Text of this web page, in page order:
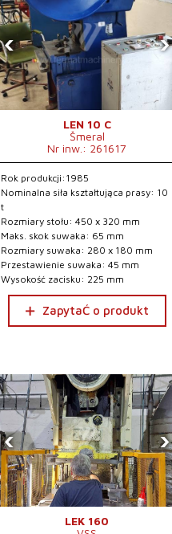
‹ ›
LEN 10 C
Šmeral
Nr inw.: 261617
Rok produkcji:1985
Nominalna siła kształtująca prasy: 10
t
Rozmiary stołu: 450 x 320 mm
Maks. skok suwaka: 65 mm
Rozmiary suwaka: 280 x 180 mm
Przestawienie suwaka: 45 mm
Wysokość zacisku: 225 mm
ZapytaĆ o produkt
‹ ›
LEK 160